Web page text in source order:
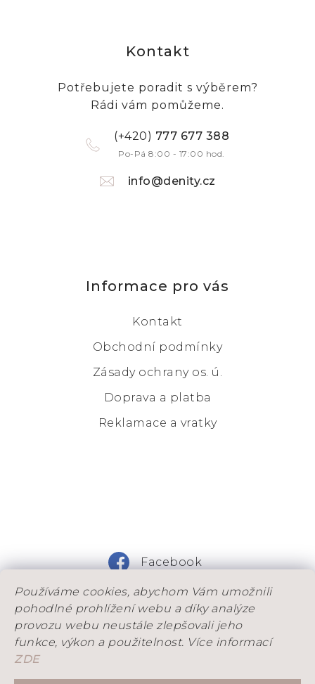
Používáme cookies, abychom Vám umožnili
pohodlné prohlížení webu a díky analýze
provozu webu neustále zlepšovali jeho
funkce, výkon a použitelnost. Více informací
ZDE
Kontakt
Potřebujete poradit s výběrem?
Rádi vám pomůžeme.
(+420) 777 677 388
Po-Pá 8:00 - 17:00 hod.
info@denity.cz
Informace pro vás
Kontakt
Obchodní podmínky
Zásady ochrany os. ú.
Doprava a platba
Reklamace a vratky
Facebook
Instagram